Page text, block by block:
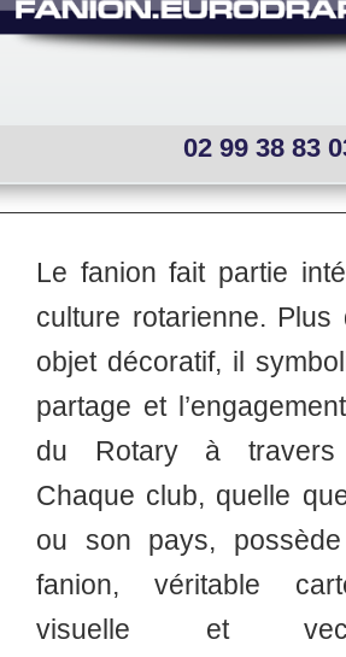
02 99 38 83
menu
menu
interne
Le fanion fait partie
culture rotarienne. Plus
objet décoratif, il
partage et
du Rotary à
Chaque club, quelle
ou son pays,
fanion, véritable
visuelle et